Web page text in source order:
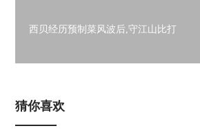
西贝经历预制菜风波后,守江山比打
猜你喜欢